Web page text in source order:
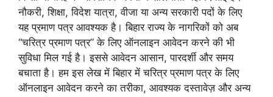
नौकरी, शिक्षा, विदेश यात्रा, वीजा या अन्य सरकारी पदों के लिए
यह प्रमाण पत्र आवश्यक है। बिहार राज्य के नागरिकों को अब
“चरित्र प्रमाण पत्र” के लिए ऑनलाइन आवेदन करने की भी
सुविधा मिल गई है। इससे आवेदन आसान, पारदर्शी और समय
बचाता है। हम इस लेख में बिहार में चरित्र प्रमाण पत्र के लिए
ऑनलाइन आवेदन करने का तरीका, आवश्यक दस्तावेज़ और अन्य